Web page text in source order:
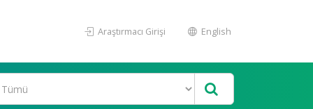
Araştırmacı Girişi English